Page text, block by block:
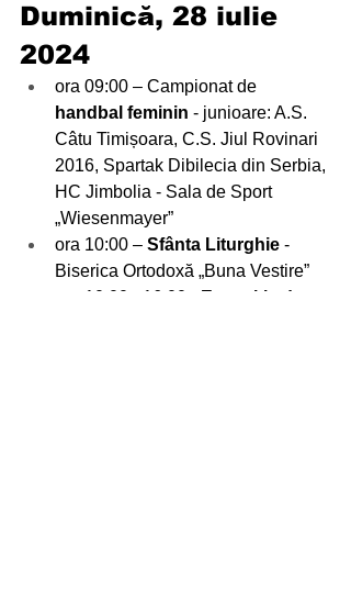
Duminică, 28 iulie
2024
ora 09:00 – Campionat de
handbal feminin - junioare: A.S.
Câtu Timișoara, C.S. Jiul Rovinari
2016, Spartak Dibilecia din Serbia,
HC Jimbolia - Sala de Sport
„Wiesenmayer”
ora 10:00 – Sfânta Liturghie -
Biserica Ortodoxă „Buna Vestire”
ora 10:00 - 16:00 - Expoziție de